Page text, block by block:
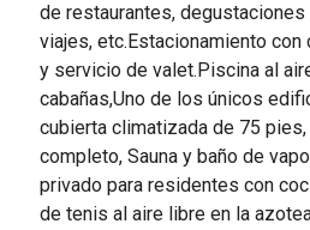
de restaurantes,
viajes, etc.Estacionamiento
y servicio de valet.Piscina al
cabañas,Uno de los únicos
cubierta climatizada de 75
completo, Sauna y baño de
privado para residentes con
de tenis al aire libre en la